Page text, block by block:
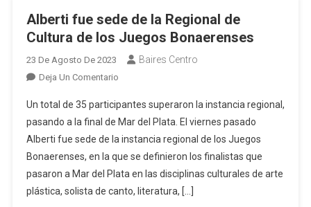
Alberti fue sede de la Regional de
Cultura de los Juegos Bonaerenses
23 De Agosto De 2023 Baires Centro
Deja Un ComentarioEn
Fue
Sede
De
La
Regional
De
Un total de 35 participantes superaron la instancia regional,
pasando a la final de Mar del Plata. El viernes pasado
Alberti fue sede de la instancia regional de los Juegos
Bonaerenses, en la que se definieron los finalistas que
pasaron a Mar del Plata en las disciplinas culturales de arte
plástica, solista de canto, literatura, […]